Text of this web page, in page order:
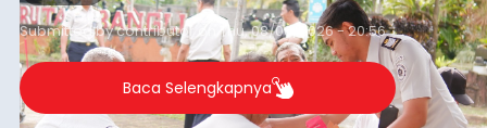
Submitted bycontributor Thu, 08/06/2026 - 20:56
Baca Selengkapnya